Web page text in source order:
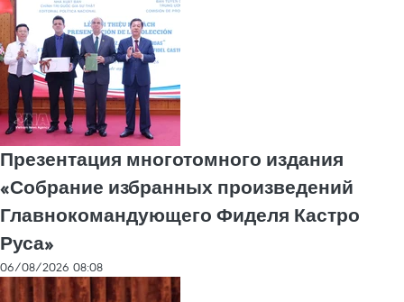
Презентация многотомного издания
«Собрание избранных произведений
Главнокомандующего Фиделя Кастро
Руса»
06/08/2026 08:08